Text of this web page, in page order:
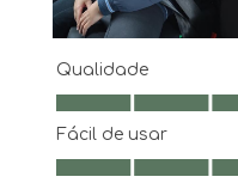
Qualidade
Qualidade, 5.0 em 5
Fácil de usar
Fácil de usar, 5.0 em 5